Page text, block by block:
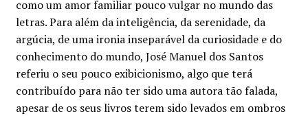
como um amor familiar pouco vulgar no mundo das
letras. Para além da inteligência, da serenidade, da
argúcia, de uma ironia inseparável da curiosidade e do
conhecimento do mundo, José Manuel dos Santos
referiu o seu pouco exibicionismo, algo que terá
contribuído para não ter sido uma autora tão falada,
apesar de os seus livros terem sido levados em ombros